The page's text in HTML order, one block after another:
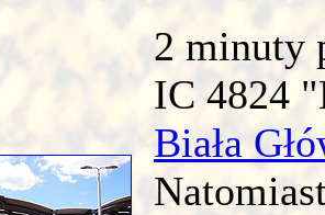
2 minuty
IC 4824
Biała